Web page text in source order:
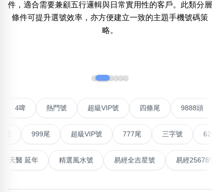
一 二 三 四 五 六 七 八 九
無0 無2無3無4無5 無7無8無9
清除全部分類
搜尋
件，適合需要兼顧五行邏輯與日常實用性的客戶。此類分層
條件可提升選號效率，亦方便建立一致的主題手機號碼策
略。
熱門號 超級VIP號 四條尾 9888
999尾 超級VIP號 777尾 三字號 6288頭
能量生氣 天醫 延年 精選風水號 易經全吉星號 易經